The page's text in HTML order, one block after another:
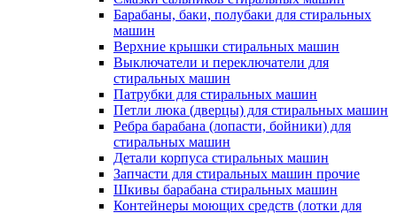
Барабаны, баки, полубаки для стиральных
машин
Верхние крышки стиральных машин
Выключатели и переключатели для
стиральных машин
Патрубки для стиральных машин
Петли люка (дверцы) для стиральных машин
Ребра барабана (лопасти, бойники) для
стиральных машин
Детали корпуса стиральных машин
Запчасти для стиральных машин прочие
Шкивы барабана стиральных машин
Контейнеры моющих средств (лотки для